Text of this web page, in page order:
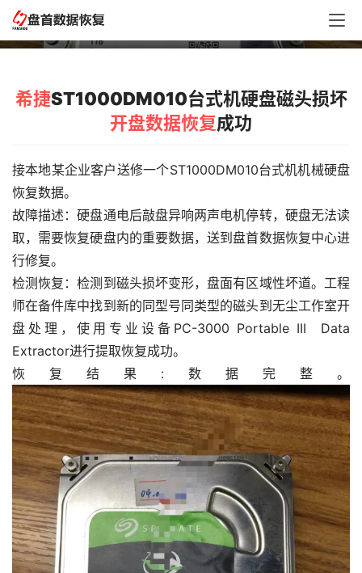
数据恢复成功
希捷ST1000DM010台式机硬盘磁头损坏
开盘数据恢复成功
接本地某企业客户送修一个ST1000DM010台式机机械硬盘
恢复数据。
故障描述：硬盘通电后敲盘异响两声电机停转，硬盘无法读
取，需要恢复硬盘内的重要数据，送到盘首数据恢复中心进
行修复。
检测恢复：检测到磁头损坏变形，盘面有区域性坏道。工程
师在备件库中找到新的同型号同类型的磁头到无尘工作室开
盘处理，使用专业设备PC-3000 Portable III  Data
Extractor进行提取恢复成功。
恢复结果:数据完整。